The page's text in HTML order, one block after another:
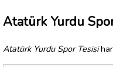
Atatürk Yurdu
Atatürk Yurdu Spor Tesisi